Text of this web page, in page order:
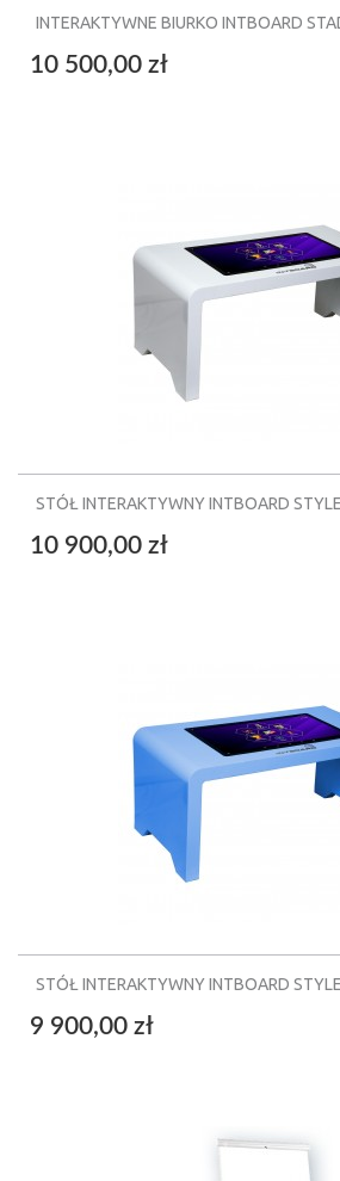
INTERAKTYWNE BIURKO INTBOARD
10 500,00 zł
STÓŁ INTERAKTYWNY INTBOARD
10 900,00 zł
STÓŁ INTERAKTYWNY INTBOARD
9 900,00 zł